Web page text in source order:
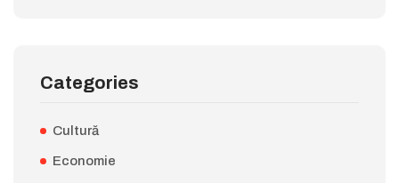
Categories
Cultură
Economie